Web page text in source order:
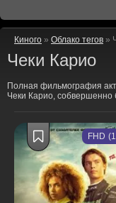
Киного » Облако тегов »
Чеки Карио
Полная фильмография
Чеки Карио, собвершенно
FHD